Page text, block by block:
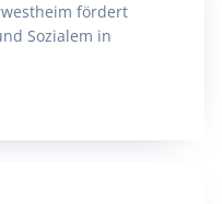
fördert
Sozialem in